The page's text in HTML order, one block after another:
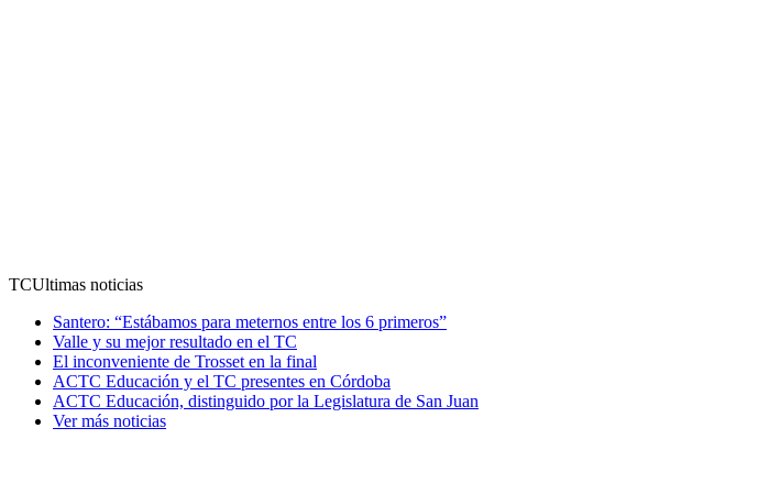
TCUltimas noticias
Santero: “Estábamos para meternos entre los 6 primeros”
Valle y su mejor resultado en el TC
El inconveniente de Trosset en la final
ACTC Educación y el TC presentes en Córdoba
ACTC Educación, distinguido por la Legislatura de San Juan
Ver más noticias